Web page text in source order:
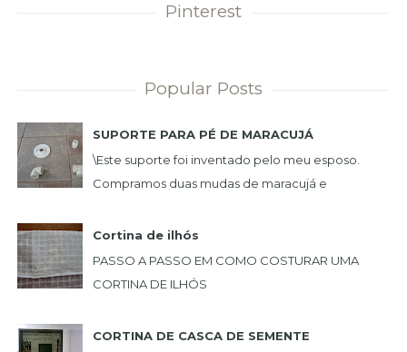
Pinterest
Popular Posts
SUPORTE PARA PÉ DE MARACUJÁ
\Este suporte foi inventado pelo meu esposo.
Compramos duas mudas de maracujá e
incomoda-se e nã...
Cortina de ilhós
PASSO A PASSO EM COMO COSTURAR UMA
CORTINA DE ILHÓS
CORTINA DE CASCA DE SEMENTE